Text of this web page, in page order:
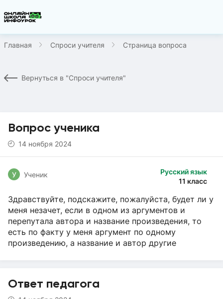
Главная Спроси учителя Страница вопроса
Вернуться в "Спроси учителя"
Вопрос ученика
14 ноября 2024
Русский язык
11 класс
У Ученик
Здравствуйте, подскажите, пожалуйста, будет ли у
меня незачет, если в одном из аргументов и
перепутала автора и название произведения, то
есть по факту у меня аргумент по одному
произведению, а название и автор другие
Ответ педагога